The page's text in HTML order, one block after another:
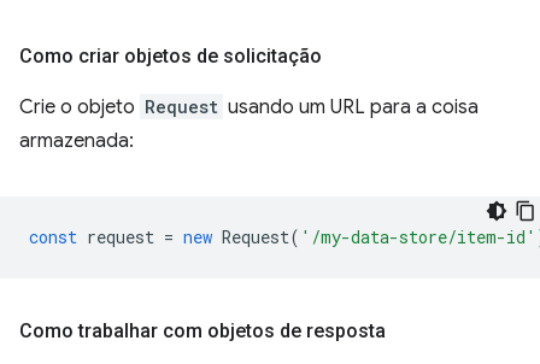
Como criar objetos de solicitação
Crie o objeto Request usando um URL para a coisa
armazenada:
const request = new Request( '/my-data-store/item-id'
Como trabalhar com objetos de resposta